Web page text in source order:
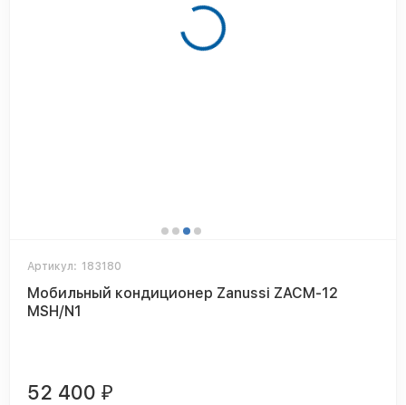
Артикул: 183180
Мобильный кондиционер Zanussi ZACM-12
MSH/N1
52 400 ₽